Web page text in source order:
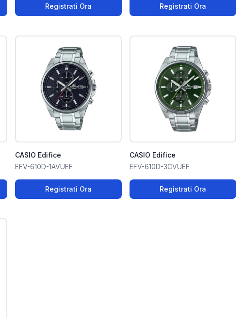
Registrati Ora Registrati Ora
CASIO Edifice
EFV-610D-1AVUEF
Registrati Ora
CASIO Edifice
EFV-610D-3CVUEF
Registrati Ora